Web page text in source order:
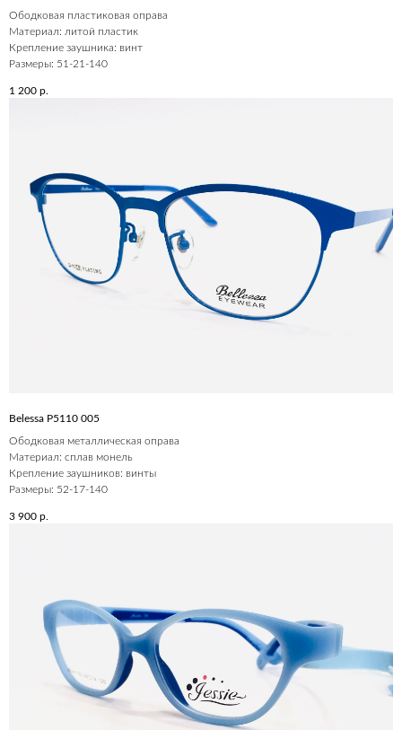
Ободковая пластиковая оправа
Материал: литой пластик
Крепление заушника: винт
Размеры: 51-21-140
1 200 р.
Belessa P5110 005
Ободковая металлическая оправа
Материал: сплав монель
Крепление заушников: винты
Размеры: 52-17-140
3 900 р.